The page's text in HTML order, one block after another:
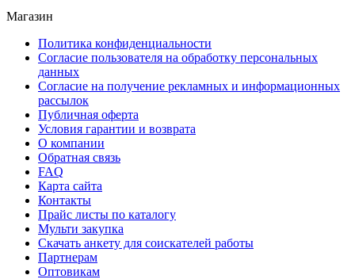
Магазин
Политика конфиденциальности
Согласие пользователя на обработку персональных
данных
Согласие на получение рекламных и информационных
рассылок
Публичная оферта
Условия гарантии и возврата
О компании
Обратная связь
FAQ
Карта сайта
Контакты
Прайс листы по каталогу
Мульти закупка
Скачать анкету для соискателей работы
Партнерам
Оптовикам